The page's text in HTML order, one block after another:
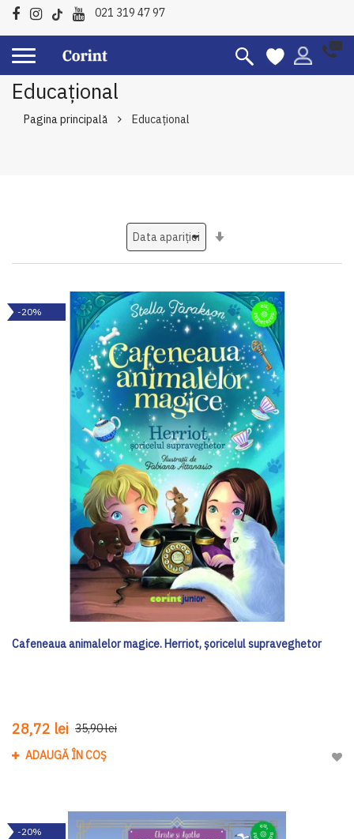
021 319 47 97
Educațional
Pagina principală Educațional
-20%
Cafeneaua animalelor magice. Herriot, șoricelul supraveghetor
28,72 lei 35,90 lei
ADAUGĂ ÎN COȘ
-20%